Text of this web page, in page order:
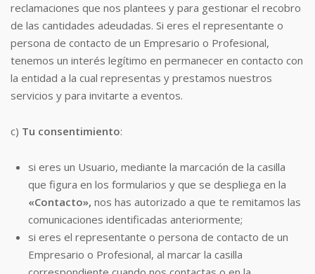
reclamaciones que nos plantees y para gestionar el recobro
de las cantidades adeudadas. Si eres el representante o
persona de contacto de un Empresario o Profesional,
tenemos un interés legítimo en permanecer en contacto con
la entidad a la cual representas y prestamos nuestros
servicios y para invitarte a eventos.
c) Tu consentimiento:
si eres un Usuario, mediante la marcación de la casilla
que figura en los formularios y que se despliega en la
«Contacto», nos has autorizado a que te remitamos las
comunicaciones identificadas anteriormente;
si eres el representante o persona de contacto de un
Empresario o Profesional, al marcar la casilla